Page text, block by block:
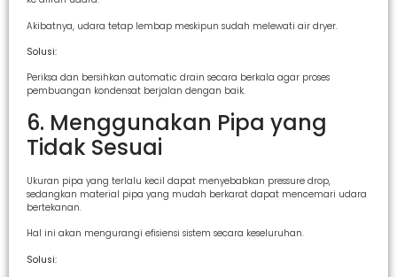
Akibatnya, udara tetap lembap meskipun sudah melewati air dryer.
Solusi:
Periksa dan bersihkan automatic drain secara berkala agar proses
pembuangan kondensat berjalan dengan baik.
6. Menggunakan Pipa yang
Tidak Sesuai
Ukuran pipa yang terlalu kecil dapat menyebabkan pressure drop,
sedangkan material pipa yang mudah berkarat dapat mencemari udara
bertekanan.
Hal ini akan mengurangi efisiensi sistem secara keseluruhan.
Solusi: